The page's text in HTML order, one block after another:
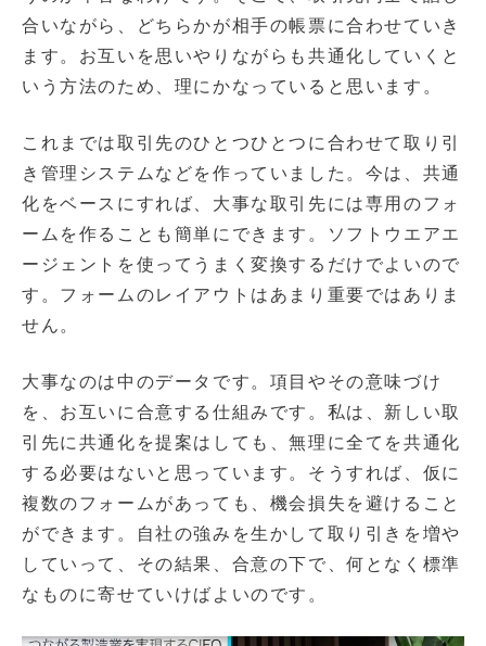
合いながら、どちらかが相手の帳票に合わせていき
ます。お互いを思いやりながらも共通化していくと
いう方法のため、理にかなっていると思います。
これまでは取引先のひとつひとつに合わせて取り引
き管理システムなどを作っていました。今は、共通
化をベースにすれば、大事な取引先には専用のフォ
ームを作ることも簡単にできます。ソフトウエアエ
ージェントを使ってうまく変換するだけでよいので
す。フォームのレイアウトはあまり重要ではありま
せん。
大事なのは中のデータです。項目やその意味づけ
を、お互いに合意する仕組みです。私は、新しい取
引先に共通化を提案はしても、無理に全てを共通化
する必要はないと思っています。そうすれば、仮に
複数のフォームがあっても、機会損失を避けること
ができます。自社の強みを生かして取り引きを増や
していって、その結果、合意の下で、何となく標準
なものに寄せていけばよいのです。